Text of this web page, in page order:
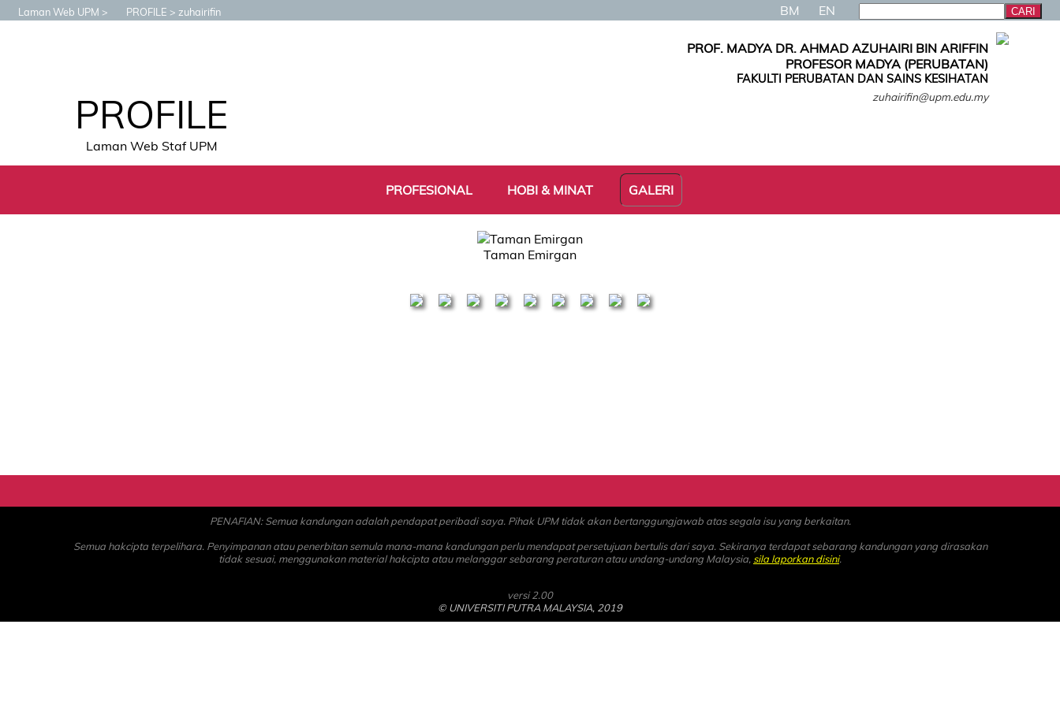
Laman Web UPM PROFILE zuhairifin BM EN
PROFILE
Laman Web Staf UPM
PROF. MADYA DR. AHMAD AZUHAIRI BIN ARIFFIN
PROFESOR MADYA (PERUBATAN)
FAKULTI PERUBATAN DAN SAINS KESIHATAN
zuhairifin@upm.edu.my
PROFESIONAL HOBI & MINAT GALERI
Taman Emirgan
PENAFIAN: Semua kandungan adalah pendapat peribadi saya. Pihak UPM tidak akan bertanggungjawab atas segala isu yang berkaitan.
Semua hakcipta terpelihara. Penyimpanan atau penerbitan semula mana-mana kandungan perlu mendapat persetujuan bertulis dari saya. Sekiranya terdapat sebarang kandungan yang dirasakan
tidak sesuai, menggunakan material hakcipta atau melanggar sebarang peraturan atau undang-undang Malaysia, sila laporkan disini.
versi 2.00
© UNIVERSITI PUTRA MALAYSIA, 2019